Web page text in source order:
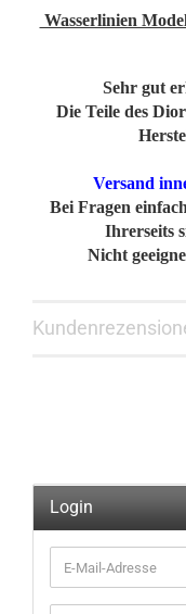
Wasserlinien
Sehr gut
Die Teile des
Versand
Bei Fragen
Ihrerseits
Nicht
Login
E-
Mail-
Adresse